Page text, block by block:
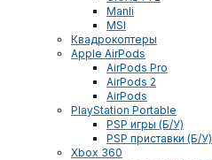
Manli
MSI
Квадрокоптеры
Apple AirPods
AirPods Pro
AirPods 2
AirPods
PlayStation Portable
PSP игры (Б/У)
PSP приставки (Б/У)
Xbox 360